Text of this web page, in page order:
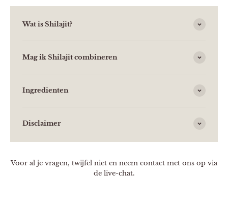
Wat is Shilajit?
Mag ik Shilajit combineren
Ingredienten
Disclaimer
Voor al je vragen, twijfel niet en neem contact met ons op via
de live-chat.